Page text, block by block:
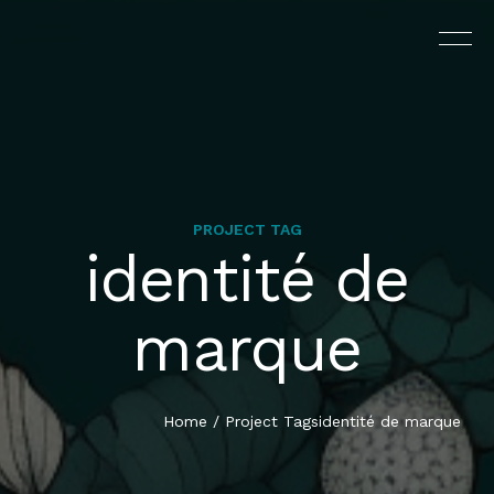
L’AGENCE
PORTFOLIO
CONTACT
PROJECT TAG
identité de
marque
Home / Project Tagsidentité de marque